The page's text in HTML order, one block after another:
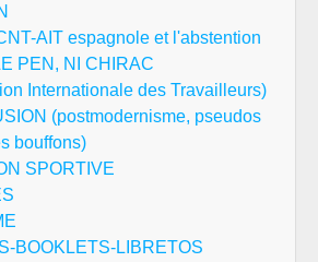
AIT espagnole et l'abstention
PEN, NI CHIRAC
Internationale des Travailleurs)
(postmodernisme, pseudos
bouffons)
SPORTIVE
BOOKLETS-LIBRETOS